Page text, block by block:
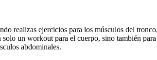
realizas ejercicios para los músculos del
un workout para el cuerpo, sino también
abdominales.